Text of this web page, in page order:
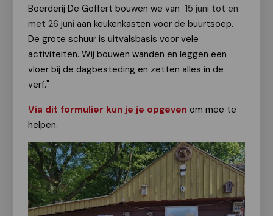
Boerderij De Goffert bouwen we van 15 juni tot en
met 26 juni aan keukenkasten voor de buurtsoep.
De grote schuur is uitvalsbasis voor vele
activiteiten. Wij bouwen wanden en leggen een
vloer bij de dagbesteding en zetten alles in de
verf."
Via dit formulier kun je je opgeven om mee te
helpen.